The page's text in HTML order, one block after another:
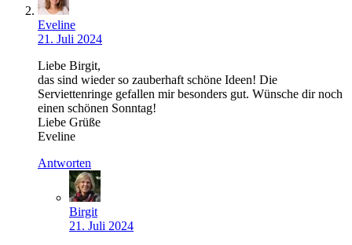
Eveline
21. Juli 2024
Liebe Birgit,
das sind wieder so zauberhaft schöne Ideen! Die
Serviettenringe gefallen mir besonders gut. Wünsche dir noch
einen schönen Sonntag!
Liebe Grüße
Eveline
Antworten
Birgit
21. Juli 2024